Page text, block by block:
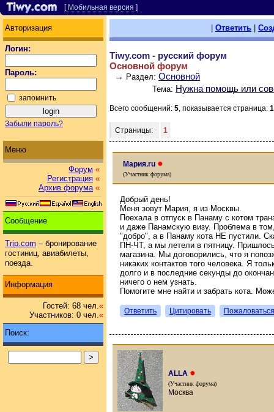
[ Мобильная версия ]
Авторизация
Логин:
Пароль:
запомнить
Забыли пароль?
Меню
Форум «
Регистрация «
Архив форума «
Сообщение
Trip.com – бронирование
гостиниц, авиабилеты,
поезда.
Информация
Гостей: 68 чел.«
Участников: 0 чел.«
Поиск:
Ответить
Tiwy.com - русский форум
Основной форум
→ Раздел: Основной
Тема: Нужна помощь или
Всего сообщений: 5, показывается страница: 1
Страницы: 1
Мария.ru ●
(Участник форума)
Добрый день!
Меня зовут Мария, я из Москвы.
Поехала в отпуск в Панаму с котом
и даже Панамскую визу. Проблема в
"добро", а в Панаму кота НЕ пустили.
ПН-ЧТ, а мы летели в пятницу. Пришлось
магазина. Мы договорились, что я
никаких контактов того человека. Я
долго и в последние секунды до
ничего о нем узнать.
Помогите мне найти и забрать кота.
Ответить Цитировать Пожаловаться
ALLA ●
(Участник форума)
Москва